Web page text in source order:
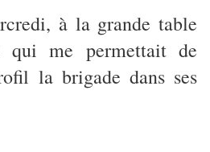
à la grande table
qui me permettait de
la brigade dans ses